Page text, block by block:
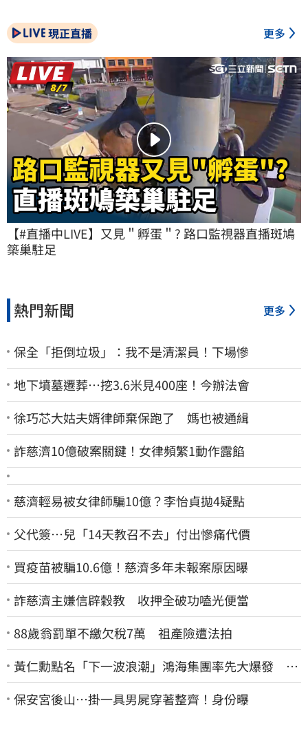
現正直播 更多
【#直播中LIVE】又見＂孵蛋＂? 路口監視器直播斑鳩
築巢駐足
熱門新聞 更多
保全「拒倒垃圾」：我不是清潔員！下場慘
地下墳墓遷葬…挖3.6米見400座！今辦法會
徐巧芯大姑夫婿律師棄保跑了 媽也被通緝
詐慈濟10億破案關鍵！女律頻繁1動作露餡
慈濟輕易被女律師騙10億？李怡貞拋4疑點
父代簽…兒「14天教召不去」付出慘痛代價
買疫苗被騙10.6億！慈濟多年未報案原因曝
詐慈濟主嫌信辟穀教 收押全破功嗑光便當
88歲翁罰單不繳欠稅7萬 祖產險遭法拍
黃仁勳點名「下一波浪潮」鴻海集團率先大爆發 台
股這族群全面噴出
保安宮後山…掛一具男屍穿著整齊！身份曝